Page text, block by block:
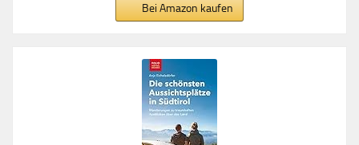
Bei Amazon kaufen